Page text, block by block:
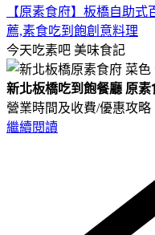
【原素食府】板橋自助
薦,素食吃到飽創意料理
今天吃素吧 美味食記
新北板橋吃到飽餐廳 原素
營業時間及收費/優惠攻略
繼續閱讀